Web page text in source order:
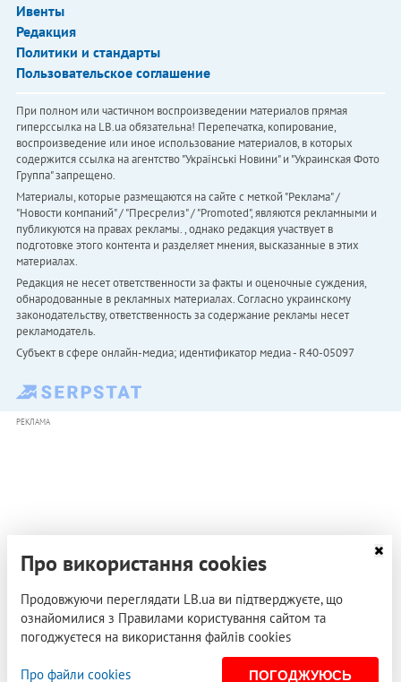
Ивенты
Редакция
Политики и стандарты
Пользовательское соглашение
При полном или частичном воспроизведении материалов прямая
гиперссылка на LB.ua обязательна! Перепечатка, копирование,
воспроизведение или иное использование материалов, в которых
содержится ссылка на агентство "Українськi Новини" и "Украинская Фото
Группа" запрещено.
Материалы, которые размещаются на сайте с меткой "Реклама" /
"Новости компаний" / "Пресрелиз" / "Promoted", являются рекламными и
публикуются на правах рекламы. , однако редакция участвует в
подготовке этого контента и разделяет мнения, высказанные в этих
материалах.
Редакция не несет ответственности за факты и оценочные суждения,
обнародованные в рекламных материалах. Согласно украинскому
законодательству, ответственность за содержание рекламы несет
рекламодатель.
Субъект в сфере онлайн-медиа; идентификатор медиа - R40-05097
РЕКЛАМА
Про використання cookies
Продовжуючи переглядати LB.ua ви підтверджуєте, що
ознайомилися з Правилами користування сайтом та
погоджуєтеся на використання файлів cookies
Про файли cookies ПОГОДЖУЮСЬ